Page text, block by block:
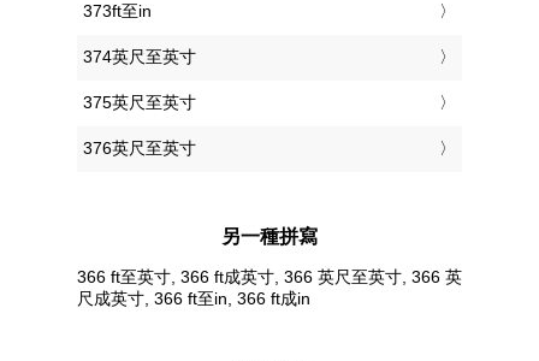
373ft至in
374英尺至英寸
375英尺至英寸
376英尺至英寸
另一種拼寫
366 ft至英寸, 366 ft成英寸, 366 英尺至英寸, 366 英
尺成英寸, 366 ft至in, 366 ft成in